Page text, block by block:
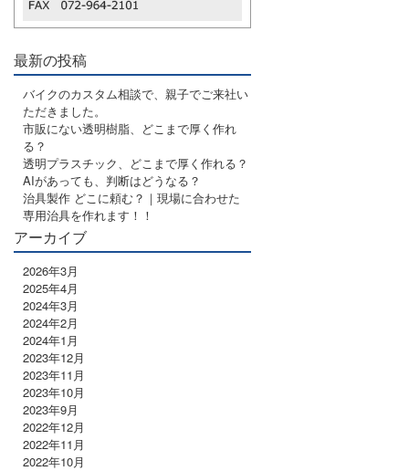
最新の投稿
バイクのカスタム相談で、親子でご来社い
ただきました。
市販にない透明樹脂、どこまで厚く作れ
る？
透明プラスチック、どこまで厚く作れる？
AIがあっても、判断はどうなる？
治具製作 どこに頼む？｜現場に合わせた
専用治具を作れます！！
アーカイブ
2026年3月
2025年4月
2024年3月
2024年2月
2024年1月
2023年12月
2023年11月
2023年10月
2023年9月
2022年12月
2022年11月
2022年10月